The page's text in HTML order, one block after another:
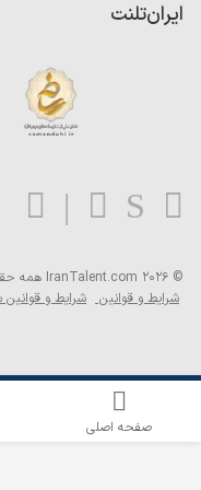
اطلاع‌رسانی شغلی را برای
کاردیکس
ایران‌تلنت
بلاگ
© 2026 IranTalent.com
همه
شرایط و قوانین شرایط و
صفحه اصلی